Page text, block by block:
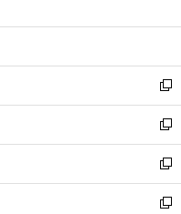
開
ウ
開
く
ン
ウ
で
開
く
ウ
ン
ド
ウ
で
開
く
新
し
い
ウ
ィ
ン
ド
新
し
い
ウ
ィ
新
し
い
新